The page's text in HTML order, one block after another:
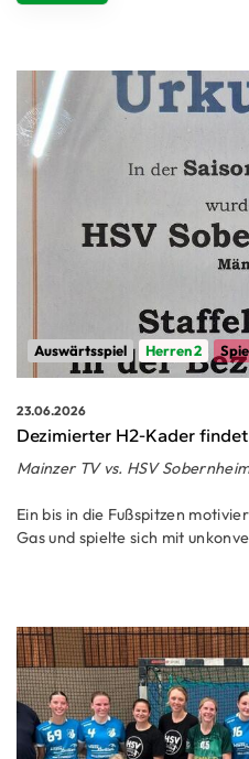
Auswärtsspiel Herren 2
23.06.2026
Dezimierter H2-Kader
Mainzer TV vs. HSV
Ein bis in die Fußspitzen
Gas und spielte sich mit